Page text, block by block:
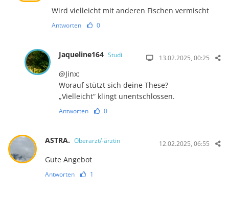
Wird vielleicht mit anderen Fischen vermischt
Antworten 0
Jaqueline164 Studi 13.02.2025, 00:25
@Jinx:
Worauf stützt sich deine These?
„Vielleicht“ klingt unentschlossen.
Antworten 0
ASTRA. Oberarzt/-ärztin 12.02.2025, 06:55
Gute Angebot
Antworten 1